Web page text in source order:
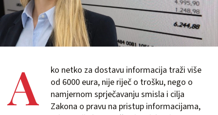
A
ko netko za dostavu informacija traži više
od 6000 eura, nije riječ o trošku, nego o
namjernom sprječavanju smisla i cilja
Zakona o pravu na pristup informacijama,